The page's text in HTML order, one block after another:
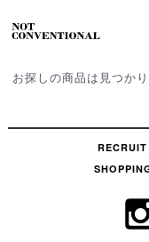
お探しの商品は見つか
RECRUIT